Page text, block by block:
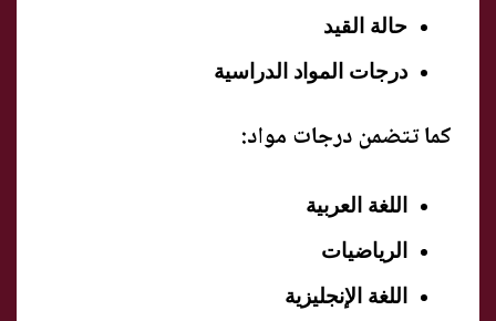
حالة القيد
درجات المواد الدراسية
كما تتضمن درجات مواد:
اللغة العربية
الرياضيات
اللغة الإنجليزية